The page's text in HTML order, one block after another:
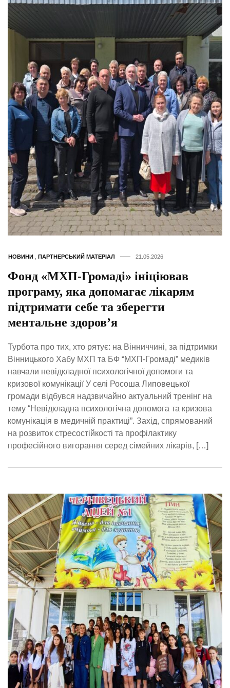
НОВИНИ ПАРТНЕРСЬКИЙ МАТЕРІАЛ 21.05.2026
Фонд «МХП-Громаді» ініціював
програму, яка допомагає лікарям
підтримати себе та зберегти
ментальне здоров’я
Турбота про тих, хто рятує: на Вінниччині, за підтримки
Вінницького Хабу МХП та БФ “МХП-Громаді” медиків
навчали невідкладної психологічної допомоги та
кризової комунікації У селі Росоша Липовецької
громади відбувся надзвичайно актуальний тренінг на
тему “Невідкладна психологічна допомога та кризова
комунікація в медичній практиці”. Захід, спрямований
на розвиток стресостійкості та профілактику
професійного вигорання серед сімейних лікарів, […]